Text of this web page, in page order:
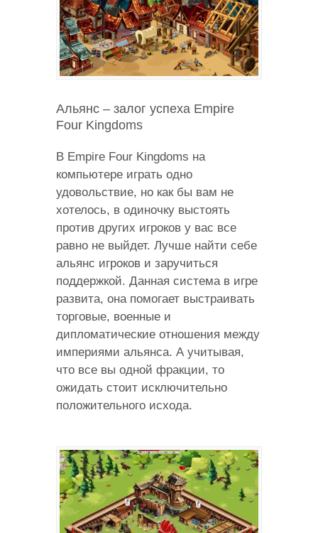
Альянс – залог успеха Empire
Four Kingdoms
В Empire Four Kingdoms на
компьютере играть одно
удовольствие, но как бы вам не
хотелось, в одиночку выстоять
против других игроков у вас все
равно не выйдет. Лучше найти себе
альянс игроков и заручиться
поддержкой. Данная система в игре
развита, она помогает выстраивать
торговые, военные и
дипломатические отношения между
империями альянса. А учитывая,
что все вы одной фракции, то
ожидать стоит исключительно
положительного исхода.